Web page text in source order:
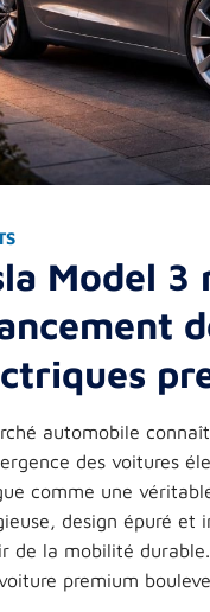
Model
automobile
des voitures
comme une
design épuré et
de la mobilité
premium